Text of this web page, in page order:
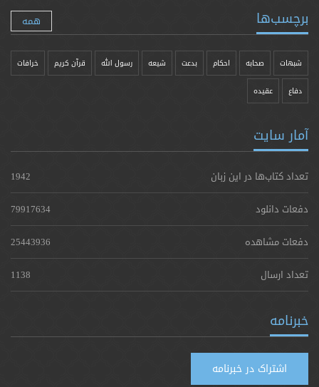
برچسب‌ها همه
شبهات صحابه احکام بدعت شیعه رسول الله قرآن کریم خرافات
دفاع عقیده
آمار سایت
تعداد کتاب‌ها در این زبان
1942
دفعات دانلود
79917634
دفعات مشاهده
25443936
تعداد ارسال
1138
خبرنامه
اشتراک در خبرنامه